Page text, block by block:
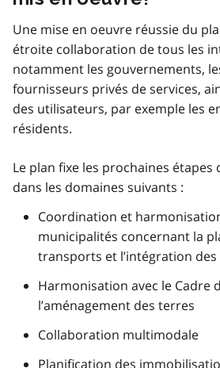
Une mise en oeuvre réussie du
étroite collaboration de tous les
notamment les gouvernements,
fournisseurs privés de services,
des utilisateurs, par exemple les
résidents.
Le plan fixe les prochaines
dans les domaines suivants :
Coordination et
municipalités concernant la
transports et l’intégration des
Harmonisation avec le Cadre
l’aménagement des terres
Collaboration multimodale
Planification des